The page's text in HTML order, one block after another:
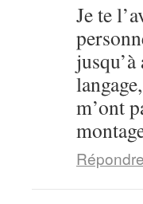
Je te
m’ont
Répondre